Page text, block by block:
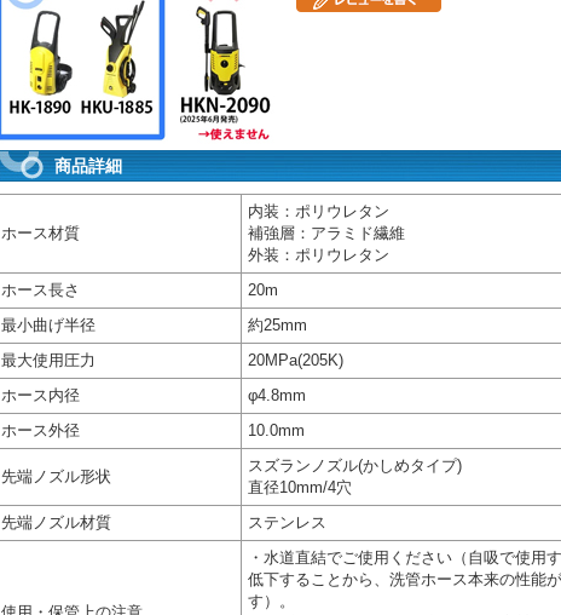
商品詳細
ホース材質
内装：ポリウレタン
補強層：アラミド繊維
外装：ポリウレタン
ホース長さ
20m
最小曲げ半径
約25mm
最大使用圧力
20MPa(205K)
ホース内径
φ4.8mm
ホース外径
10.0mm
先端ノズル形状
スズランノズル(かしめタイプ)
直径10mm/4穴
先端ノズル材質
ステンレス
・水道直結でご使用ください（自吸で使用
低下することから、洗管ホース本来の性能
す）。